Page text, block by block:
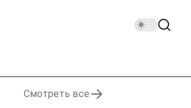
Смотреть все